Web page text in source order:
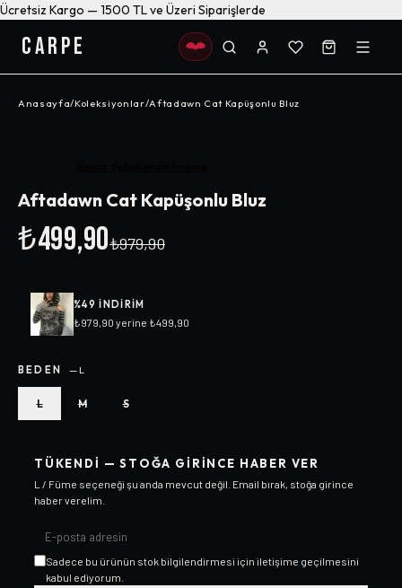
Ücretsiz Kargo — 1500 TL ve Üzeri Siparişlerde
CARPE
Anasayfa/Koleksiyonlar/Aftadawn Cat Kapüşonlu Bluz
Aftadawn Cat Kapüşonlu Bluz
₺499,90₺979,90
%49 INDIRIM
₺979,90 yerine ₺499,90
BEDEN — L
L M S
TÜKENDI — STOĞA GIRINCE HABER VER
L / Füme seçeneği şu anda mevcut değil. Email bırak, stoğa girince
haber verelim.
Sadece bu ürünün stok bilgilendirmesi için iletişime geçilmesini
kabul ediyorum.